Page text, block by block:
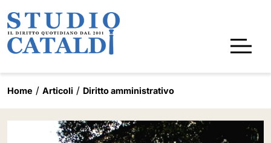
Home Articoli Diritto amministrativo